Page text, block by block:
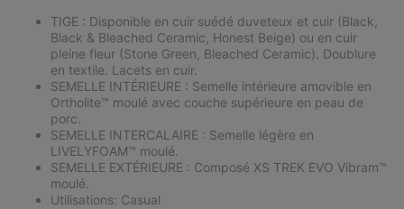
TIGE : Disponible en cuir suédé duveteux et cuir (Black,
Black & Bleached Ceramic, Honest Beige) ou en cuir
pleine fleur (Stone Green, Bleached Ceramic). Doublure
en textile. Lacets en cuir.
SEMELLE INTÉRIEURE : Semelle intérieure amovible en
Ortholite™ moulé avec couche supérieure en peau de
porc.
SEMELLE INTERCALAIRE : Semelle légère en
LIVELYFOAM™ moulé.
SEMELLE EXTÉRIEURE : Composé XS TREK EVO Vibram™
moulé.
Utilisations: Casual